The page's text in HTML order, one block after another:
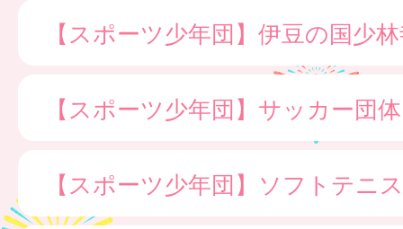
【スポーツ少年団】伊豆の国少
【スポーツ少年団】サッカー団体
【スポーツ少年団】ソフトテニ